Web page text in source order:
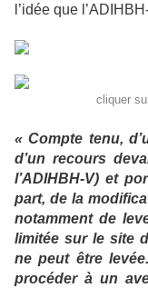
l’idée que
cliquer
« Compte tenu,
d’un recours
l’ADIHBH-V) et
part, de la
notamment de
limitée sur le site
ne peut être
procéder à un